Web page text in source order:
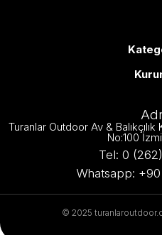
Turanlar Outdoor Av &
No:100
Tel: 0
Whatsapp:
© 2025